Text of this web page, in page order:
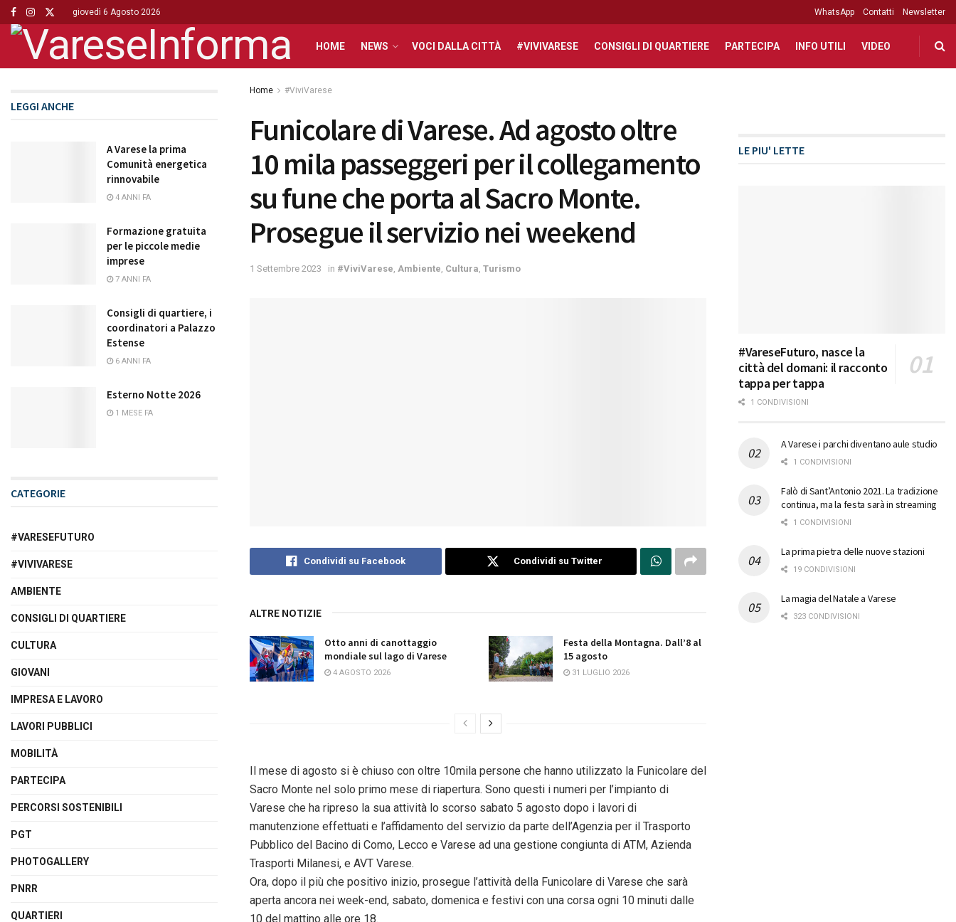
giovedì 6 Agosto 2026 WhatsApp Contatti Newsletter
HOME NEWS VOCI DALLA CITTÀ #VIVIVARESE CONSIGLI DI QUARTIERE PARTECIPA INFO UTILI VIDEO
Home #ViviVarese
Funicolare di Varese. Ad agosto oltre
10 mila passeggeri per il collegamento
su fune che porta al Sacro Monte.
Prosegue il servizio nei weekend
1 Settembre 2023 in #ViviVarese Ambiente Cultura Turismo
Condividi su Facebook Condividi su Twitter
ALTRE NOTIZIE
Otto anni di canottaggio
mondiale sul lago di Varese
4 AGOSTO 2026
Festa della Montagna. Dall’8 al
15 agosto
31 LUGLIO 2026
Il mese di agosto si è chiuso con oltre 10mila persone che hanno utilizzato la Funicolare del
Sacro Monte nel solo primo mese di riapertura. Sono questi i numeri per l’impianto di
Varese che ha ripreso la sua attività lo scorso sabato 5 agosto dopo i lavori di
manutenzione effettuati e l’affidamento del servizio da parte dell’Agenzia per il Trasporto
Pubblico del Bacino di Como, Lecco e Varese ad una gestione congiunta di ATM, Azienda
Trasporti Milanesi, e AVT Varese.
Ora, dopo il più che positivo inizio, prosegue l’attività della Funicolare di Varese che sarà
aperta ancora nei week-end, sabato, domenica e festivi con una corsa ogni 10 minuti dalle
10 del mattino alle ore 18.
LEGGI ANCHE
A Varese la prima
Comunità energetica
rinnovabile
4 ANNI FA
Formazione gratuita
per le piccole medie
imprese
7 ANNI FA
Consigli di quartiere, i
coordinatori a Palazzo
Estense
6 ANNI FA
Esterno Notte 2026
1 MESE FA
CATEGORIE
#VARESEFUTURO
#VIVIVARESE
AMBIENTE
CONSIGLI DI QUARTIERE
CULTURA
GIOVANI
IMPRESA E LAVORO
LAVORI PUBBLICI
MOBILITÀ
PARTECIPA
PERCORSI SOSTENIBILI
PGT
PHOTOGALLERY
PNRR
QUARTIERI
LE PIU' LETTE
#VareseFuturo, nasce la
città del domani: il racconto
tappa per tappa
1 CONDIVISIONI
A Varese i parchi diventano aule studio
1 CONDIVISIONI
Falò di Sant’Antonio 2021. La tradizione
continua, ma la festa sarà in streaming
1 CONDIVISIONI
La prima pietra delle nuove stazioni
19 CONDIVISIONI
La magia del Natale a Varese
323 CONDIVISIONI